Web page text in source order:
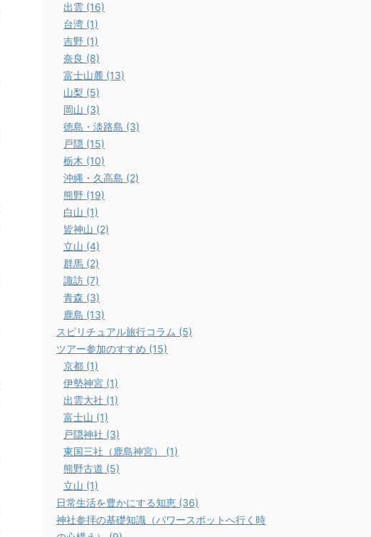
出雲 (16)
台湾 (1)
吉野 (1)
奈良 (8)
富士山麓 (13)
山梨 (5)
岡山 (3)
徳島・淡路島 (3)
戸隠 (15)
栃木 (10)
沖縄・久高島 (2)
熊野 (19)
白山 (1)
皆神山 (2)
立山 (4)
群馬 (2)
諏訪 (7)
青森 (3)
鹿島 (13)
スピリチュアル旅行コラム (5)
ツアー参加のすすめ (15)
京都 (1)
伊勢神宮 (1)
出雲大社 (1)
富士山 (1)
戸隠神社 (3)
東国三社（鹿島神宮） (1)
熊野古道 (5)
立山 (1)
日常生活を豊かにする知恵 (36)
神社参拝の基礎知識（パワースポットへ行く時